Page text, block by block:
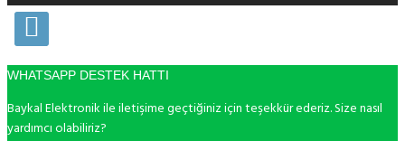
WHATSAPP DESTEK HATTI
Baykal Elektronik ile iletişime geçtiğiniz için teşekkür ederiz. Size nasıl
yardımcı olabiliriz?